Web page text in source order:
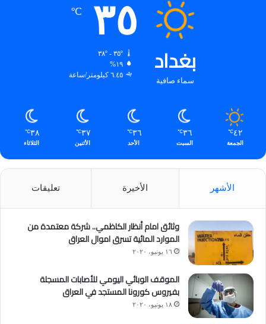
بغداد
سماء صافية
٣٥ ℃
٣٥º - ٣٨º
١٩%
٦.٤٥ كيلومتر/ساعة
٤٢℃
الجمعة
٣٦℃
السبت
٣٦℃
الأحد
٣٧℃
الأثنين
٣٨℃
الثلاثاء
الأشهر الأخيرة تعليقات
وثائق امام أنظار الكاظمي.. شركة معتمدة من
الموارد المائية تسرق اموال العراق
١٦ يونيو، ٢٠٢٠
الموقف الوبائي اليومي للأصابات المسجلة
بفيروس كورونا المستجد في العراق
١٨ يونيو، ٢٠٢٠